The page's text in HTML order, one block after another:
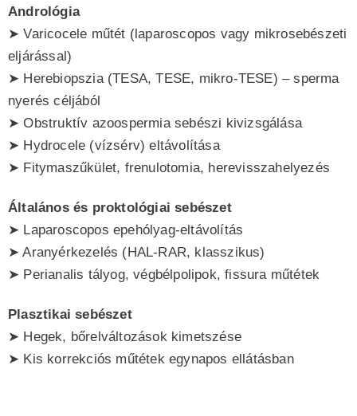
Andrológia
➤ Varicocele műtét (laparoscopos vagy mikrosebészeti
eljárással)
➤ Herebiopszia (TESA, TESE, mikro-TESE) – sperma
nyerés céljából
➤ Obstruktív azoospermia sebészi kivizsgálása
➤ Hydrocele (vízsérv) eltávolítása
➤ Fitymaszűkület, frenulotomia, herevisszahelyezés
Általános és proktológiai sebészet
➤ Laparoscopos epehólyag-eltávolítás
➤ Aranyérkezelés (HAL-RAR, klasszikus)
➤ Perianalis tályog, végbélpolipok, fissura műtétek
Plasztikai sebészet
➤ Hegek, bőrelváltozások kimetszése
➤ Kis korrekciós műtétek egynapos ellátásban